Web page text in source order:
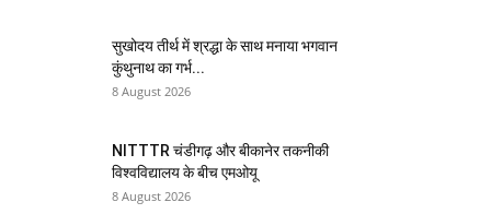
सुखोदय तीर्थ में श्रद्धा के साथ मनाया भगवान
कुंथुनाथ का गर्भ...
8 August 2026
NITTTR चंडीगढ़ और बीकानेर तकनीकी
विश्वविद्यालय के बीच एमओयू
8 August 2026